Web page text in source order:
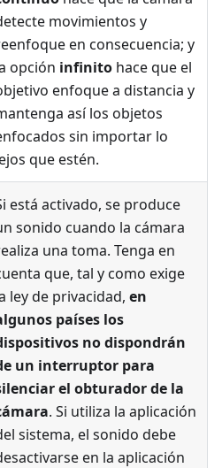
movimientos y
en consecuencia; y
opción infinito hace que el
enfoque a distancia y
así los objetos
sin importar lo
que estén.
está activado, se produce
sonido cuando la cámara
una toma. Tenga en
que, tal y como exige
ley de privacidad, en
países los
no dispondrán
un interruptor para
el obturador de la
. Si utiliza la aplicación
sistema, el sonido debe
en la aplicación